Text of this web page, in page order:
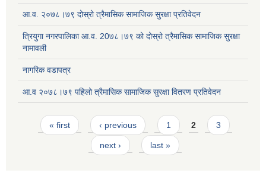
आ.व. २०७८।७९ दोस्रो त्रैमासिक सामाजिक सुरक्षा प्रतिवेदन
त्रियुगा नगरपालिका आ.व. 20७८।७९ को दोस्रो त्रैमासिक सामाजिक सुरक्षा
नामावली
नागरिक वडापत्र
आ.व २०७८।७९ पहिलो त्रैमासिक सामाजिक सुरक्षा वितरण प्रतिवेदन
Pages
« first ‹ previous 1 2 3
next › last »